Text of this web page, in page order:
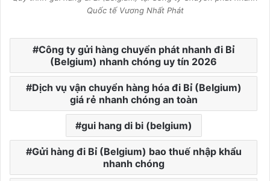
Quốc tế Vương Nhất Phát
Công ty gửi hàng chuyển phát nhanh đi Bỉ
(Belgium) nhanh chóng uy tín 2026
Dịch vụ vận chuyển hàng hóa đi Bỉ (Belgium)
giá rẻ nhanh chóng an toàn
gui hang di bi (belgium)
Gửi hàng đi Bỉ (Belgium) bao thuế nhập khẩu
nhanh chóng